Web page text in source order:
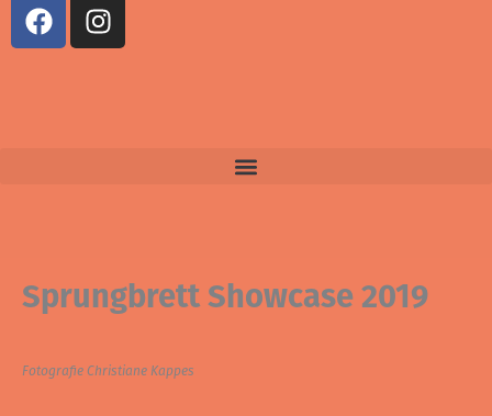
a
n
Sprungbrett Showcase 2019
Fotografie Christiane Kappes